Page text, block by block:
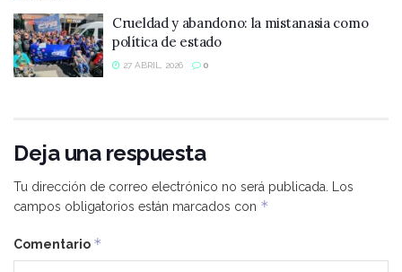
Crueldad y abandono: la mistanasia como
política de estado
27 ABRIL, 2026 0
Deja una respuesta
Tu dirección de correo electrónico no será publicada. Los
campos obligatorios están marcados con *
Comentario *